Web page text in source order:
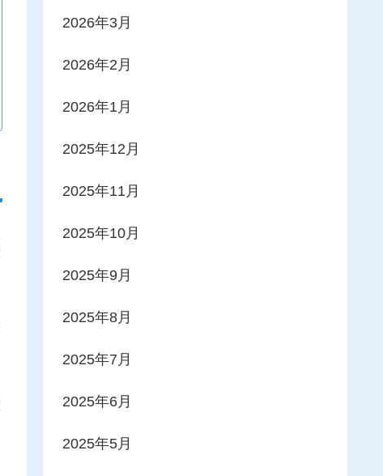
2026年3月
2026年2月
2026年1月
2025年12月
2025年11月
2025年10月
2025年9月
2025年8月
2025年7月
2025年6月
2025年5月